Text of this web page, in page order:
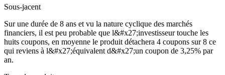
Sous-jacent
Sur une durée de 8 ans et vu la nature cyclique des marchés
financiers, il est peu probable que l&#x27;investisseur touche les
huits coupons, en moyenne le produit détachera 4 coupons sur 8 ce
qui reviens à l&#x27;équivalent d&#x27;un coupon de 3,25% par
an.